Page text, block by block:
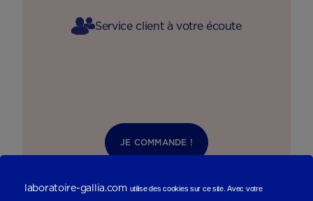
Service client à votre écoute
JE COMMANDE !
laboratoire-gallia.com utilise des cookies sur ce site.Avec votre